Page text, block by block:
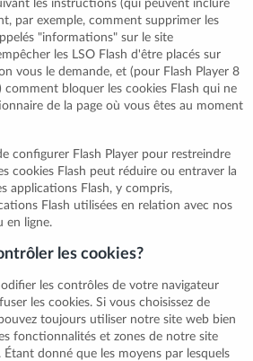
les instructions (qui peuvent inclure
par exemple, comment supprimer les
"informations" sur le site
les LSO Flash d'être placés sur
vous le demande, et (pour Flash Player 8
comment bloquer les cookies Flash qui ne
de la page où vous êtes au moment
configurer Flash Player pour restreindre
cookies Flash peut réduire ou entraver la
applications Flash, y compris,
Flash utilisées en relation avec nos
en ligne.
les cookies?
les contrôles de votre navigateur
les cookies. Si vous choisissez de
toujours utiliser notre site web bien
fonctionnalités et zones de notre site
donné que les moyens par lesquels